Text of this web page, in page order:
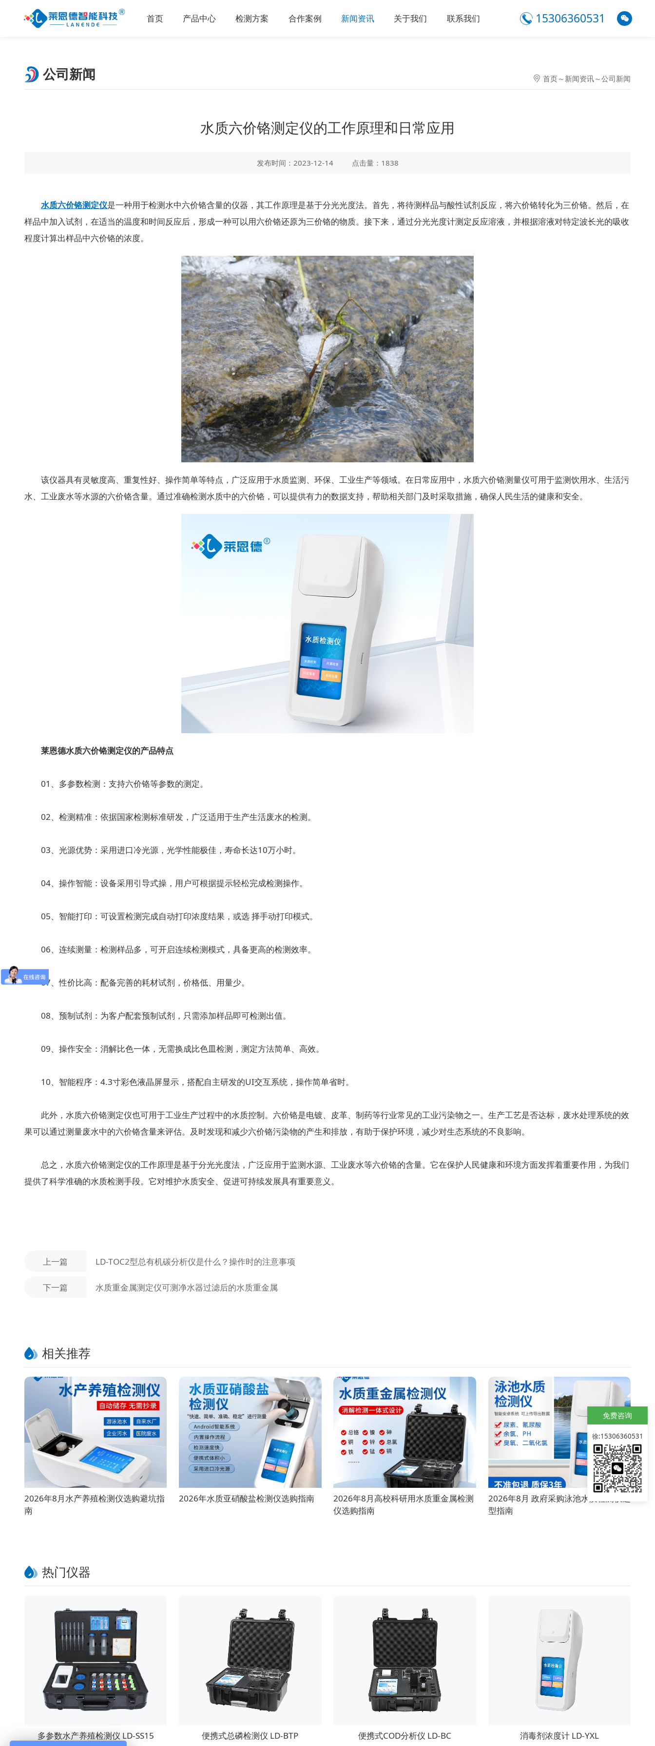
首页 产品中心 检测方案 合作案例 新闻资讯 关于我们 联系我们 15306360531
公司新闻 首页～ 新闻资讯～公司新闻
水质六价铬测定仪的工作原理和日常应用
发布时间：2023-12-14 点击量：1838
水质六价铬测定仪是一种用于检测水中六价铬含量的仪器，其工作原理是基于分光光度法。首先，将待测样品与酸性试剂反应，将六价铬转化为三价铬。然后，在
样品中加入试剂，在适当的温度和时间反应后，形成一种可以用六价铬还原为三价铬的物质。接下来，通过分光光度计测定反应溶液，并根据溶液对特定波长光的吸收
程度计算出样品中六价铬的浓度。
该仪器具有灵敏度高、重复性好、操作简单等特点，广泛应用于水质监测、环保、工业生产等领域。在日常应用中，水质六价铬测量仪可用于监测饮用水、生活污
水、工业废水等水源的六价铬含量。通过准确检测水质中的六价铬，可以提供有力的数据支持，帮助相关部门及时采取措施，确保人民生活的健康和安全。
莱恩德水质六价铬测定仪的产品特点
01、多参数检测：支持六价铬等参数的测定。
02、检测精准：依据国家检测标准研发，广泛适用于生产生活废水的检测。
03、光源优势：采用进口冷光源，光学性能极佳，寿命长达10万小时。
04、操作智能：设备采用引导式操，用户可根据提示轻松完成检测操作。
05、智能打印：可设置检测完成自动打印浓度结果，或选 择手动打印模式。
06、连续测量：检测样品多，可开启连续检测模式，具备更高的检测效率。
07、性价比高：配备完善的耗材试剂，价格低、用量少。
08、预制试剂：为客户配套预制试剂，只需添加样品即可检测出值。
09、操作安全：消解比色一体，无需换成比色皿检测，测定方法简单、高效。
10、智能程序：4.3寸彩色液晶屏显示，搭配自主研发的UI交互系统，操作简单省时。
此外，水质六价铬测定仪也可用于工业生产过程中的水质控制。六价铬是电镀、皮革、制药等行业常见的工业污染物之一。生产工艺是否达标，废水处理系统的效
果可以通过测量废水中的六价铬含量来评估。及时发现和减少六价铬污染物的产生和排放，有助于保护环境，减少对生态系统的不良影响。
总之，水质六价铬测定仪的工作原理是基于分光光度法，广泛应用于监测水源、工业废水等六价铬的含量。它在保护人民健康和环境方面发挥着重要作用，为我们
提供了科学准确的水质检测手段。它对维护水质安全、促进可持续发展具有重要意义。
上一篇 LD-TOC2型总有机碳分析仪是什么？操作时的注意事项
下一篇 水质重金属测定仪可测净水器过滤后的水质重金属
相关推荐
2026年8月水产养殖检测仪选购避坑指
南
2026年水质亚硝酸盐检测仪选购指南
2026年8月高校科研用水质重金属检测
仪选购指南
2026年8月 政府采购泳池水质检测仪选
型指南
热门仪器
多参数水产养殖检测仪 LD-SS15 便携式总磷检测仪 LD-BTP 便携式COD分析仪 LD-BC 消毒剂浓度计 LD-YXL
免费咨询
徐:15306360531